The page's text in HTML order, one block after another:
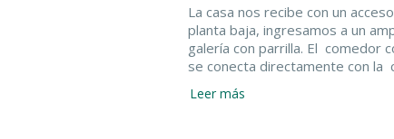
La casa nos recibe con un
planta baja, ingresamos a un
galería con parrilla. El comedor
se conecta directamente con la
también con vista y salida al jardín.
En esta planta también nos
Leer más